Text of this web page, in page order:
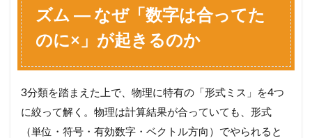
ズム ― なぜ「数字は合ってた
のに×」が起きるのか
3分類を踏まえた上で、物理に特有の「形式ミス」を4つ
に絞って解く。物理は計算結果が合っていても、形式
（単位・符号・有効数字・ベクトル方向）でやられると